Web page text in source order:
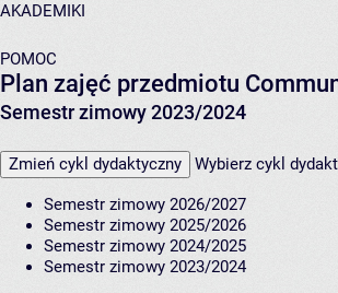
AKADEMIKI
POMOC
Plan zajęć przedmiotu
Semestr zimowy 2023/2024
Zmień cykl dydaktyczny Wybierz cykl
Semestr zimowy 2026/2027
Semestr zimowy 2025/2026
Semestr zimowy 2024/2025
Semestr zimowy 2023/2024